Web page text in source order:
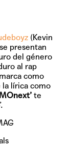
(Kevin
presentan
del género
al rap
como
la lírica como
te